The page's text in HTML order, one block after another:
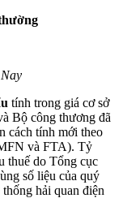
tính trong giá cơ sở
Bộ công thương đã
cách tính mới theo
và FTA). Tỷ
thuế do Tổng cục
số liệu của quý
hải quan điện